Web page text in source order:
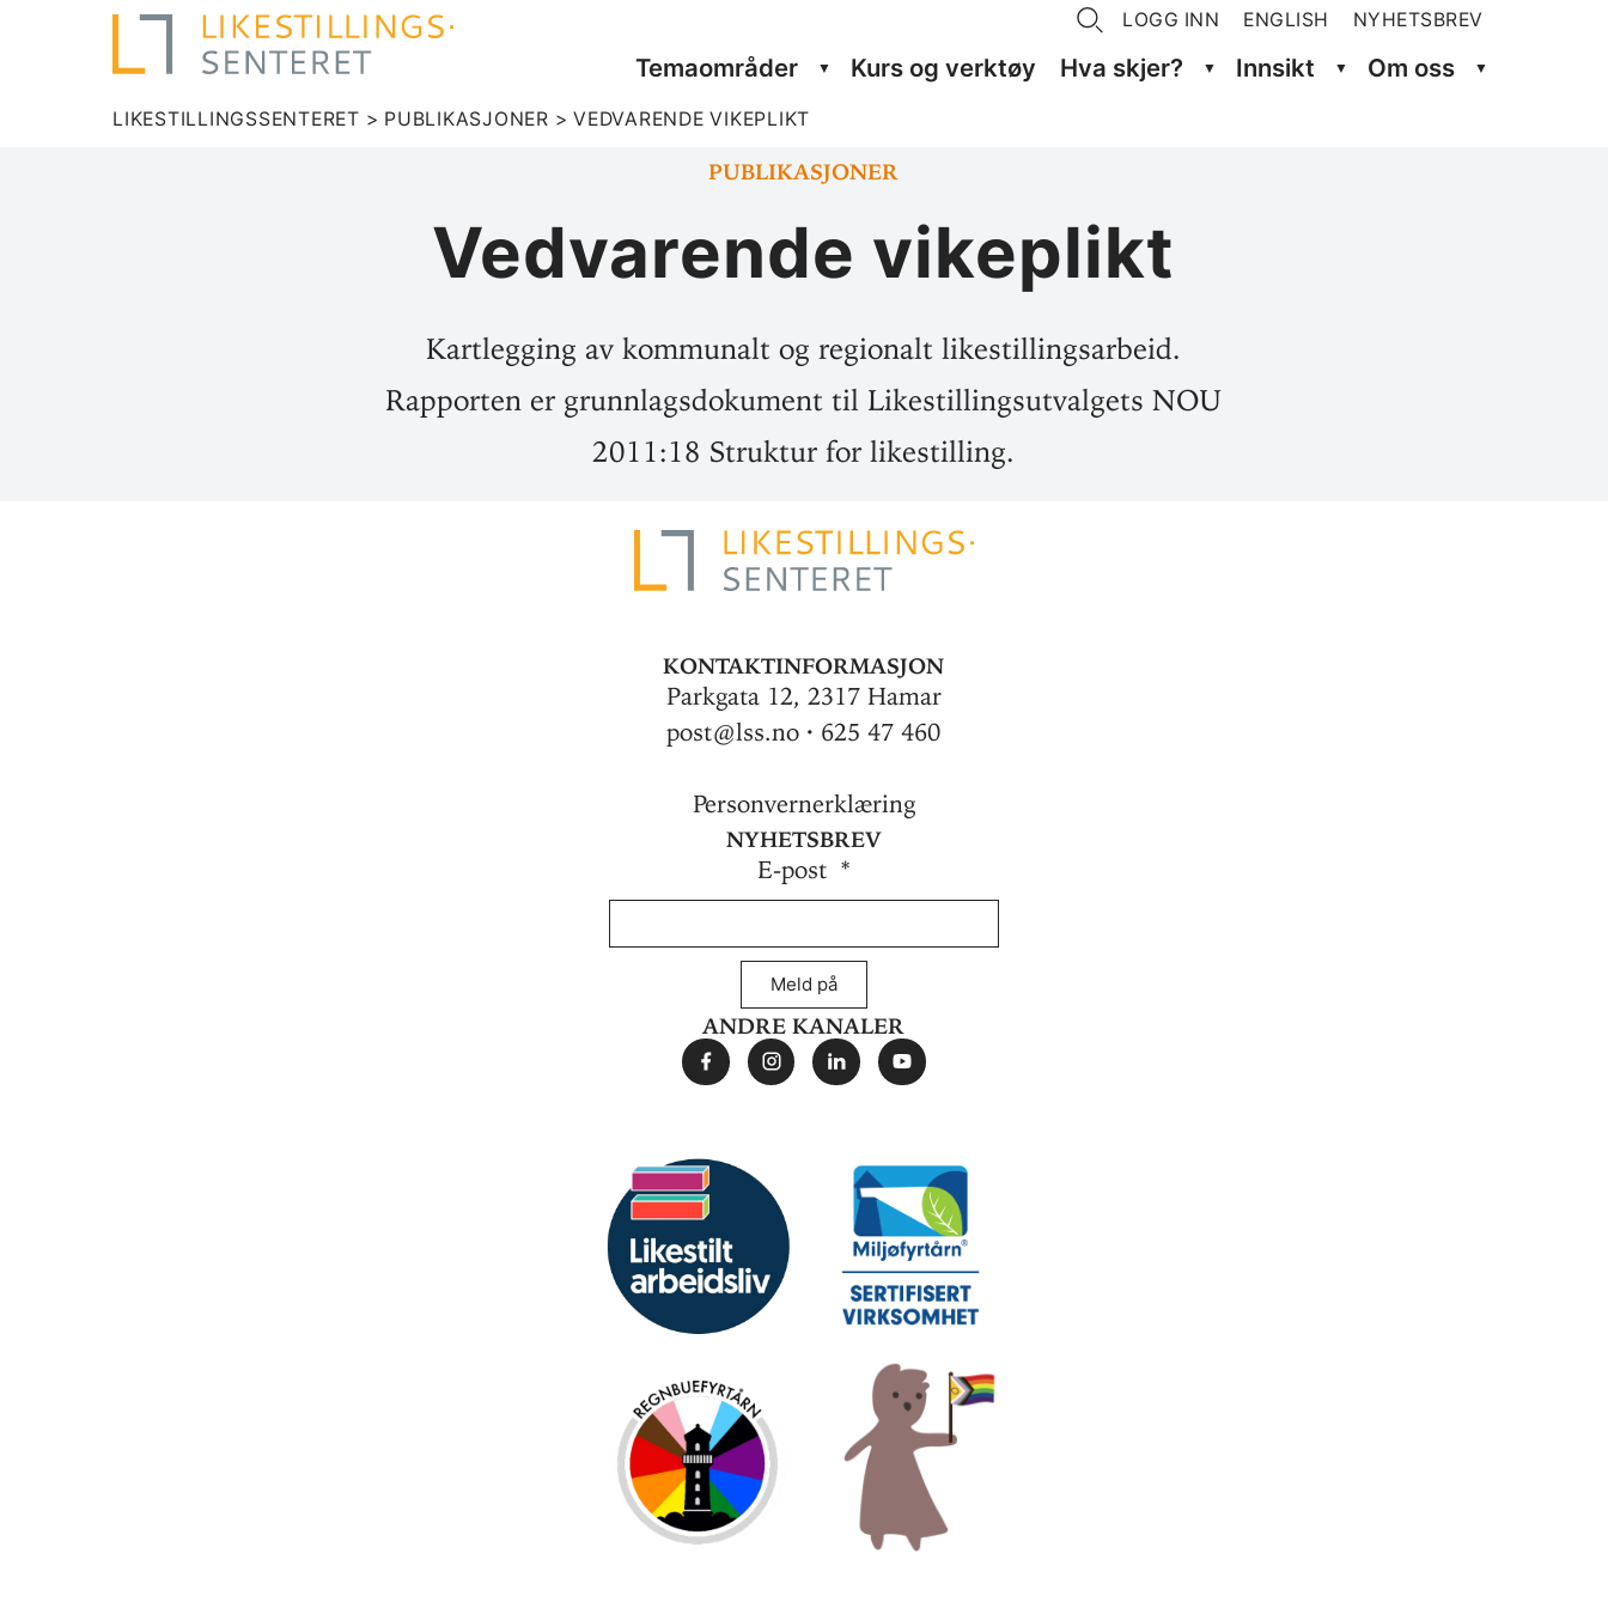
LOGG INN ENGLISH NYHETSBREV
Tema­om­råder Kurs og verktøy Hva skjer? Innsikt Om oss
LIKESTILLINGSSENTERET > PUBLIKASJONER >VED­VA­RENDE VIKEPLIKT
Publikasjoner
Ved­va­rende vikeplikt
Kartlegging av kommunalt og regionalt likestillingsarbeid.
Rapporten er grunnlagsdokument til Likestillingsutvalgets NOU
2011:18 Struktur for likestilling.
Kontaktinformasjon
Parkgata 12, 2317 Hamar
post@lss.no · 625 47 460
Personvernerklæring
Nyhetsbrev
E-post
Meld på
Andre kanaler